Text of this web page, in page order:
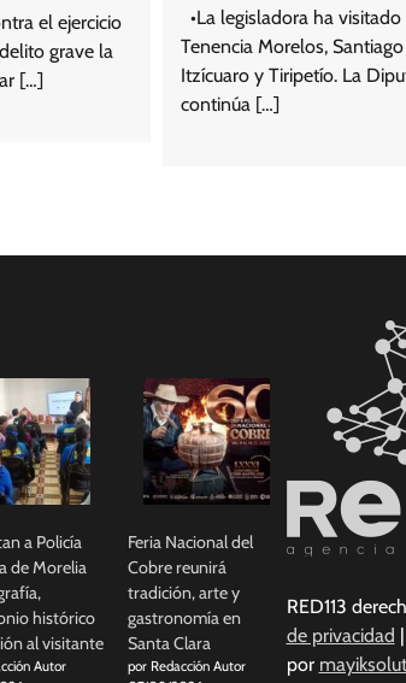
el ejercicio
grave la
[…]
•La legisladora ha
Tenencia Morelos,
Itzícuaro y Tiripetío. La
continúa […]
a Policía
de Morelia
histórico
al visitante
Autor
Feria Nacional del
Cobre reunirá
tradición, arte y
gastronomía en
Santa Clara
por Redacción Autor
RED113
de privacidad
por